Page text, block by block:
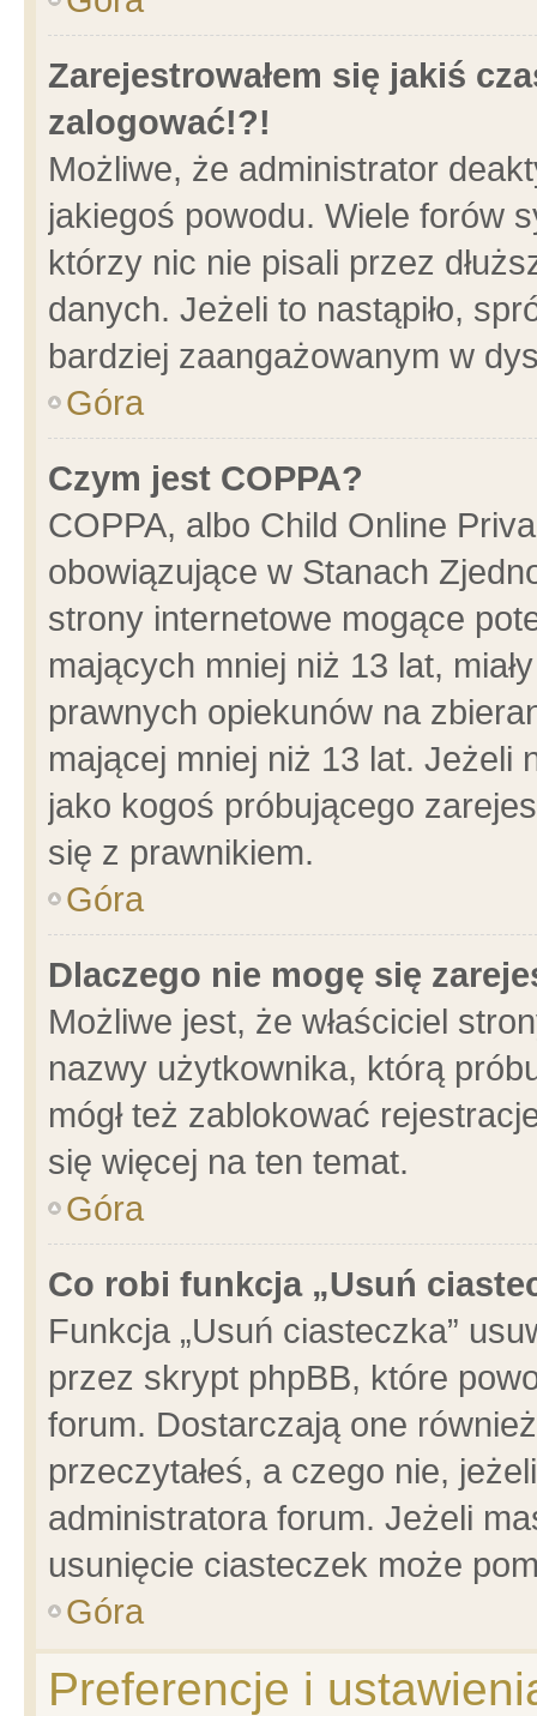
Zarejestrowałem się jakiś
zalogować!?!
Możliwe, że administrator
jakiegoś powodu. Wiele forów
którzy nic nie pisali przez
danych. Jeżeli to nastąpiło,
bardziej zaangażowanym w
Góra
Czym jest COPPA?
COPPA, albo Child Online
obowiązujące w Stanach
strony internetowe mogące
mających mniej niż 13 lat,
prawnych opiekunów na
mającej mniej niż 13 lat. Jeżeli
jako kogoś próbującego
się z prawnikiem.
Góra
Dlaczego nie mogę się
Możliwe jest, że właściciel
nazwy użytkownika, którą
mógł też zablokować
się więcej na ten temat.
Góra
Co robi funkcja „Usuń
Funkcja „Usuń ciasteczka”
przez skrypt phpBB, które
forum. Dostarczają one
przeczytałeś, a czego nie,
administratora forum. Jeżeli
usunięcie ciasteczek może
Góra
Preferencje i